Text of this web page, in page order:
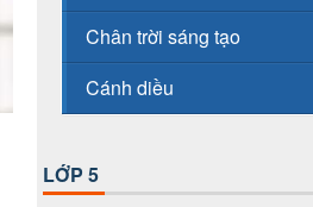
Chân trời sáng tạo
Cánh diều
LỚP 5